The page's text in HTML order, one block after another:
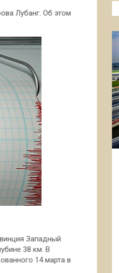
Лубанг. Об этом
Западный
38 км. В
14 марта в